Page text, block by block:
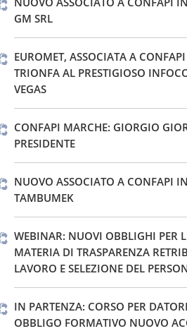
GM SRL
EUROMET, ASSOCIATA A
TRIONFA AL PRESTIGIOSO
VEGAS
CONFAPI MARCHE: GIORGIO
PRESIDENTE
NUOVO ASSOCIATO A CONFAPI
TAMBUMEK
WEBINAR: NUOVI OBBLIGHI PER
MATERIA DI TRASPARENZA
LAVORO E SELEZIONE DEL
IN PARTENZA: CORSO PER
OBBLIGO FORMATIVO NUOVO